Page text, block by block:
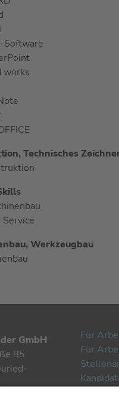
Software
works
Technisches
Service
Werkzeugbau
GmbH
85
Für
Für